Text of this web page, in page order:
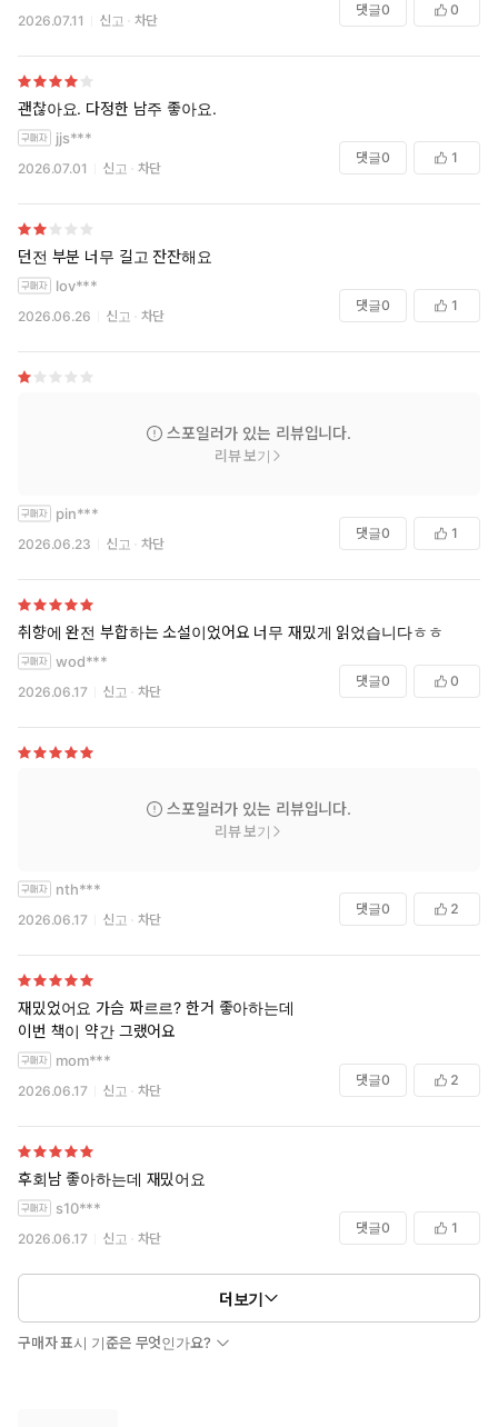
2026.07.11 신고 차단
댓글0 0
괜찮아요. 다정한 남주 좋아요.
jjs***
2026.07.01 신고 차단
댓글0 1
던전 부분 너무 길고 잔잔해요
lov***
2026.06.26 신고 차단
댓글0 1
스포일러가 있는 리뷰입니다.
리뷰 보기
pin***
2026.06.23 신고 차단
댓글0 1
취향에 완전 부합하는 소설이었어요 너무 재밌게 읽었습니다ㅎㅎ
wod***
2026.06.17 신고 차단
댓글0 0
스포일러가 있는 리뷰입니다.
리뷰 보기
nth***
2026.06.17 신고 차단
댓글0 2
재밌었어요 가슴 짜르르? 한거 좋아하는데
이번 책이 약간 그랬어요
mom***
2026.06.17 신고 차단
댓글0 2
후회남 좋아하는데 재밌어요
s10***
2026.06.17 신고 차단
댓글0 1
더보기
구매자 표시 기준은 무엇인가요?